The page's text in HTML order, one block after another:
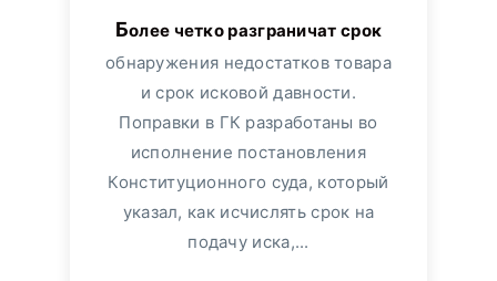
Более четко разграничат срок
обнаружения недостатков товара
и срок исковой давности.
Поправки в ГК разработаны во
исполнение постановления
Конституционного суда, который
указал, как исчислять срок на
подачу иска,...